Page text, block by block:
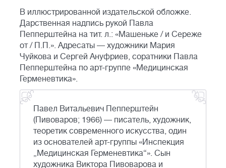
В иллюстрированной издательской обложке.
Дарственная надпись рукой Павла
Пепперштейна на тит. л.: «Машеньке / и Сереже
от / П.П.». Адресаты — художники Мария
Чуйкова и Сергей Ануфриев, соратники Павла
Пепперштейна по арт-группе «Медицинская
Герменевтика».
Павел Витальевич Пепперштейн
(Пивоваров; 1966) — писатель, художник,
теоретик современного искусства, один
из основателей арт-группы «Инспекция
„Медицинская Герменевтика“». Сын
художника Виктора Пивоварова и